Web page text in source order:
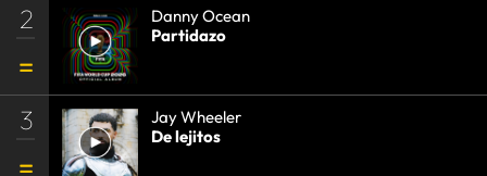
2
Danny Ocean
Partidazo
3
Jay Wheeler
De lejitos